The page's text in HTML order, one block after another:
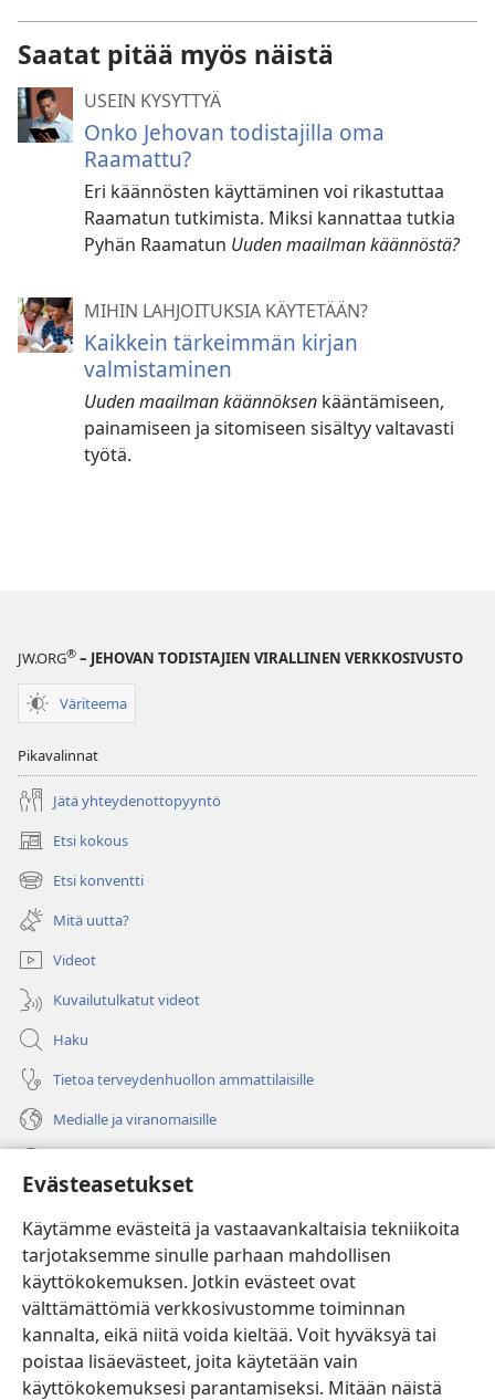
Evästeasetukset
Käytämme evästeitä ja vastaavankaltaisia tekniikoita
tarjotaksemme sinulle parhaan mahdollisen
käyttökokemuksen. Jotkin evästeet ovat
välttämättömiä verkkosivustomme toiminnan
kannalta, eikä niitä voida kieltää. Voit hyväksyä tai
poistaa lisäevästeet, joita käytetään vain
käyttökokemuksesi parantamiseksi. Mitään näistä
Saatat pitää myös näistä
USEIN KYSYTTYÄ
Onko Jehovan todistajilla oma
Raamattu?
Eri käännösten käyttäminen voi rikastuttaa
Raamatun tutkimista. Miksi kannattaa tutkia
Pyhän Raamatun Uuden maailman käännöstä?
MIHIN LAHJOITUKSIA KÄYTETÄÄN?
Kaikkein tärkeimmän kirjan
valmistaminen
Uuden maailman käännöksen kääntämiseen,
painamiseen ja sitomiseen sisältyy valtavasti
työtä.
JW.ORG® – JEHOVAN TODISTAJIEN VIRALLINEN VERKKOSIVUSTO
Väriteema
Pikavalinnat
Jätä yhteydenottopyyntö
Etsi kokous
(avaa
uuden
ikkunan)
Etsi konventti
(avaa
uuden
ikkunan)
Mitä uutta?
Videot
Kuvailutulkatut videot
Haku
Tietoa terveydenhuollon ammattilaisille
Medialle ja viranomaisille
(avaa
uuden
ikkunan)Vartiotornin VERKKOKIRJASTO
(avaa
uuden
ikkunan)JW Hub ®
(avaa
uuden
ikkunan)
®